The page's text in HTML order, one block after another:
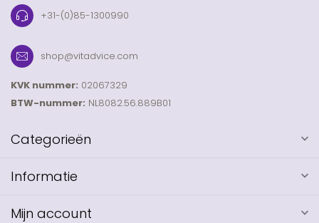
+31-(0)85-1300990
shop@vitadvice.com
KVK nummer: 02067329
BTW-nummer: NL8082.56.889B01
Categorieën
Informatie
Mijn account